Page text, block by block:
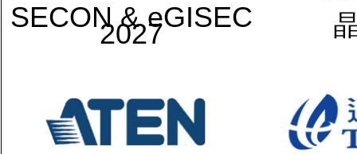
SECON & eGISEC
2027